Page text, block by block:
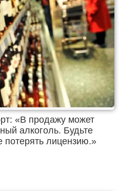
«В продажу может
алкоголь. Будьте
потерять лицензию.»